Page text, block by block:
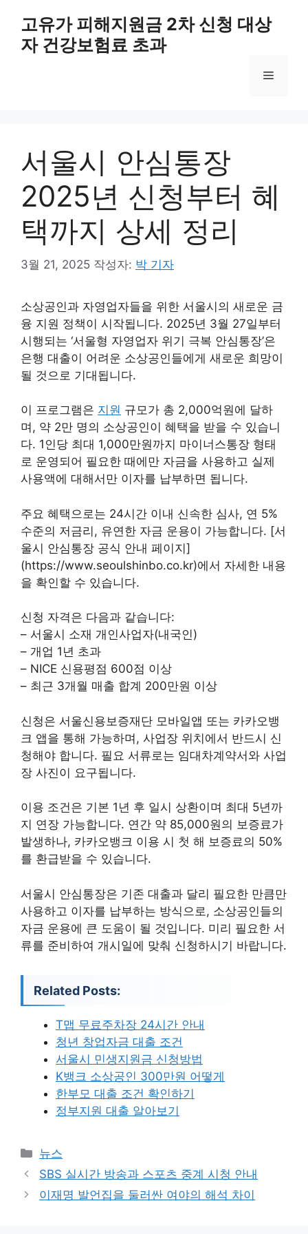
고유가 피해지원금 2차 신청 대상
자 건강보험료 초과
메
서울시 안심통장
2025년 신청부터 혜
택까지 상세 정리
3월 21, 2025 작성자: 박 기자
소상공인과 자영업자들을 위한 서울시의 새로운 금
융 지원 정책이 시작됩니다. 2025년 3월 27일부터
시행되는 ‘서울형 자영업자 위기 극복 안심통장’은
은행 대출이 어려운 소상공인들에게 새로운 희망이
될 것으로 기대됩니다.
이 프로그램은 지원 규모가 총 2,000억원에 달하
며, 약 2만 명의 소상공인이 혜택을 받을 수 있습니
다. 1인당 최대 1,000만원까지 마이너스통장 형태
로 운영되어 필요한 때에만 자금을 사용하고 실제
사용액에 대해서만 이자를 납부하면 됩니다.
주요 혜택으로는 24시간 이내 신속한 심사, 연 5%
수준의 저금리, 유연한 자금 운용이 가능합니다. [서
울시 안심통장 공식 안내 페이지]
(https://www.seoulshinbo.co.kr)에서 자세한 내용
을 확인할 수 있습니다.
신청 자격은 다음과 같습니다:
– 서울시 소재 개인사업자(내국인)
– 개업 1년 초과
– NICE 신용평점 600점 이상
– 최근 3개월 매출 합계 200만원 이상
신청은 서울신용보증재단 모바일앱 또는 카카오뱅
크 앱을 통해 가능하며, 사업장 위치에서 반드시 신
청해야 합니다. 필요 서류로는 임대차계약서와 사업
장 사진이 요구됩니다.
이용 조건은 기본 1년 후 일시 상환이며 최대 5년까
지 연장 가능합니다. 연간 약 85,000원의 보증료가
발생하나, 카카오뱅크 이용 시 첫 해 보증료의 50%
를 환급받을 수 있습니다.
서울시 안심통장은 기존 대출과 달리 필요한 만큼만
사용하고 이자를 납부하는 방식으로, 소상공인들의
자금 운용에 큰 도움이 될 것입니다. 미리 필요한 서
류를 준비하여 개시일에 맞춰 신청하시기 바랍니다.
Related Posts:
T맵 무료주차장 24시간 안내
청년 창업자금 대출 조건
서울시 민생지원금 신청방법
K뱅크 소상공인 300만원 어떻게
한부모 대출 조건 확인하기
정부지원 대출 알아보기
카
테
리
뉴스
SBS 실시간 방송과 스포츠 중계 시청 안내
이재명 발언집을 둘러싼 여야의 해석 차이